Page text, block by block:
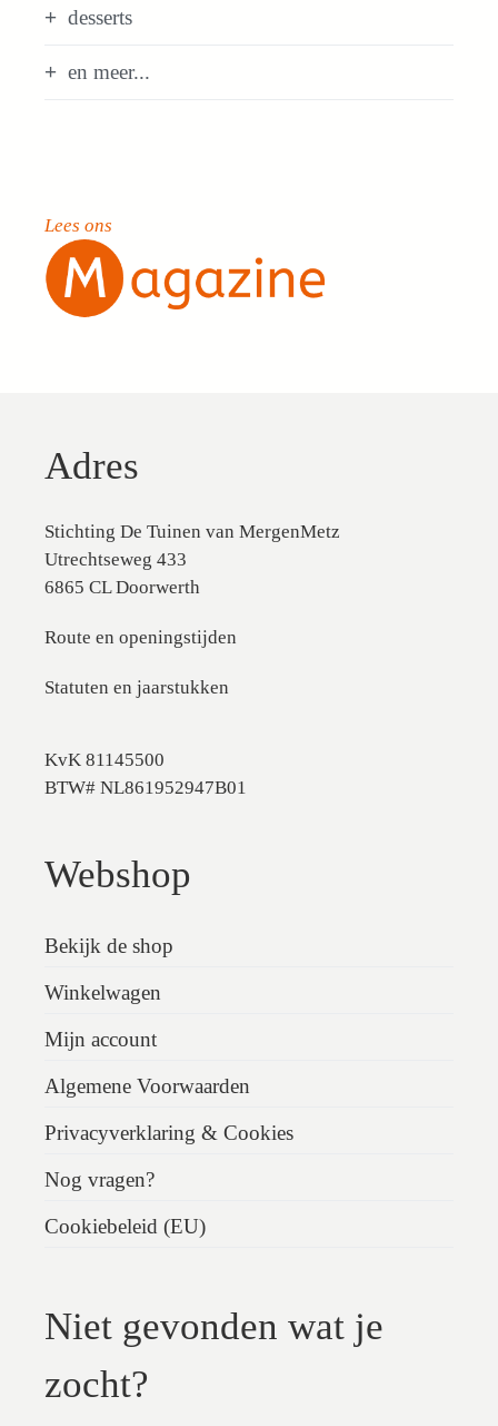
desserts
en meer...
Lees ons
Adres
Stichting De Tuinen van MergenMetz
Utrechtseweg 433
6865 CL Doorwerth
Route en openingstijden
Statuten en jaarstukken
KvK 81145500
BTW# NL861952947B01
Webshop
Bekijk de shop
Winkelwagen
Mijn account
Algemene Voorwaarden
Privacyverklaring & Cookies
Nog vragen?
Cookiebeleid (EU)
Niet gevonden wat je
zocht?